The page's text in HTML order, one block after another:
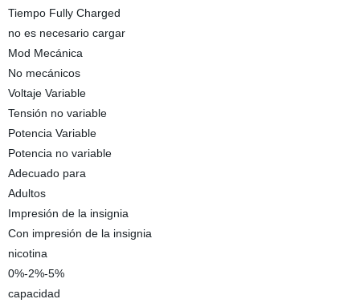
Tiempo Fully Charged
no es necesario cargar
Mod Mecánica
No mecánicos
Voltaje Variable
Tensión no variable
Potencia Variable
Potencia no variable
Adecuado para
Adultos
Impresión de la insignia
Con impresión de la insignia
nicotina
0%-2%-5%
capacidad